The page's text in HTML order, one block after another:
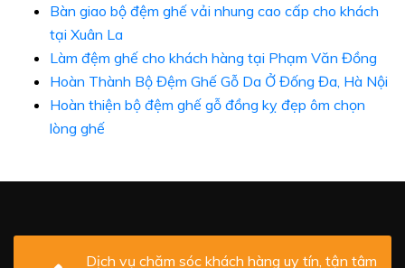
Bàn giao bộ đệm ghế vải nhung cao cấp cho khách
tại Xuân La
Làm đệm ghế cho khách hàng tại Phạm Văn Đồng
Hoàn Thành Bộ Đệm Ghế Gỗ Da Ở Đống Đa, Hà Nội
Hoàn thiện bộ đệm ghế gỗ đồng kỵ đẹp ôm chọn
lòng ghế
Dịch vụ chăm sóc khách hàng uy tín, tận tâm